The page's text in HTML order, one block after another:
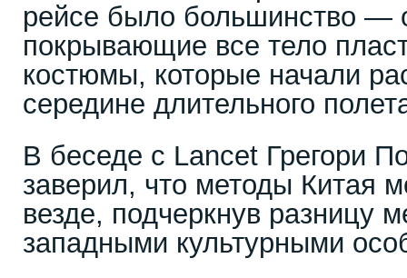
рейсе было большинство —
покрывающие все тело
костюмы, которые начали
середине длительного
В беседе с Lancet Грегори
заверил, что методы Китая
везде, подчеркнув разницу
западными культурными